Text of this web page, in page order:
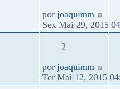
por joaquimm
Sex Mai 29, 2015
2
por joaquimm
Ter Mai 12, 2015